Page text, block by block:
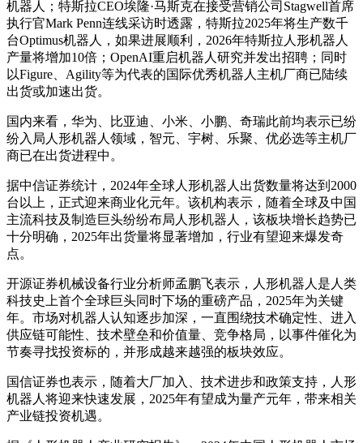
机器人；特斯拉CEO埃隆·马斯克在接受营销公司Stagwell首席
执行官Mark Penn连线采访时透露，特斯拉2025年将生产数千
台Optimus机器人，如果进展顺利，2026年特斯拉人形机器人
产量将增加10倍；OpenAI重启机器人研究并发出招聘；同时
以Figure、Agility等为代表的国际优秀机器人主机厂商已陆续
出货或加速出货。
国内来看，华为、比亚迪、小米、小鹏、奇瑞此前均表示已纷
纷入局人形机器人领域，智元、宇树、乐聚、优必选等主机厂
商已在出货进程中。
据中信证券统计，2024年全球人形机器人出货数量将达到2000
台以上，正式迎来商业化元年。该机构表示，随着全球及中国
主流科技及制造巨头纷纷布局人形机器人，该板块增长趋势已
十分明确，2025年出货量将显著增加，行业有望迎来爆发奇
点。
开源证券机械设备行业分析师孟鹏飞表示，人形机器人是人类
科技史上首个全球巨头同时下场的重磅产品，2025年为关键
年。市场对机器人认知逐步加深，一直围绕技术确定性、进入
供应链可能性、技术壁垒和价值量、竞争格局，以事件催化为
节奏寻找投资标的，并形成越来越强的板块效应。
国信证券也表示，随着大厂加入、技术进步和政策支持，人形
机器人将迎来快速发展，2025年有望成为量产元年，带来相关
产业链投资机遇。